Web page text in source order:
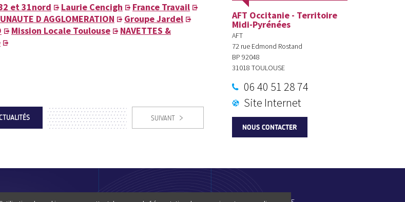
et 31nord Laurie Cencigh
France Travail
D AGGLOMERATION
Groupe Jardel
Mission Locale Toulouse
NAVETTES &
SUIVANT
AFT Occitanie - Territoire
Midi-Pyrénées
AFT
72 rue Edmond Rostand
BP 92048
31018 TOULOUSE
06 40 51 28 74
Site Internet
NOUS CONTACTER
Footer